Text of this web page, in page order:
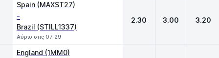
Spain (MAXST27)
-
Brazil (STILL1337)
Αύριο στις 07:29
2.30 3.00 3.20
England (1MM0)